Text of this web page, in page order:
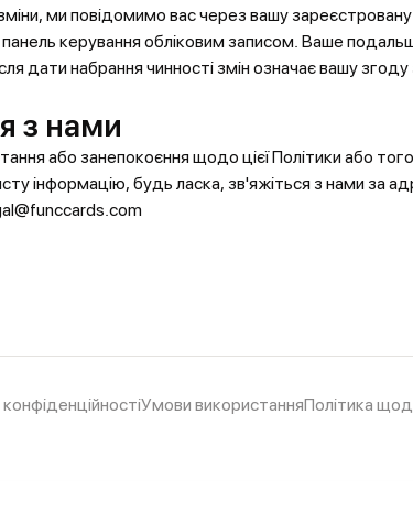
ми повідомимо вас через вашу зареєстровану
керування обліковим записом. Ваше
дати набрання чинності змін означає вашу згоду
з нами
або занепокоєння щодо цієї Політики або
інформацію, будь ласка, зв'яжіться з нами за
Умови використанняПолітика